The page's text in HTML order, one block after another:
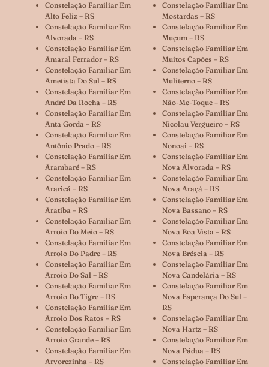
Constelação Familiar Em
Alto Feliz – RS
Constelação Familiar Em
Alvorada – RS
Constelação Familiar Em
Amaral Ferrador – RS
Constelação Familiar Em
Ametista Do Sul – RS
Constelação Familiar Em
André Da Rocha – RS
Constelação Familiar Em
Anta Gorda – RS
Constelação Familiar Em
Antônio Prado – RS
Constelação Familiar Em
Arambaré – RS
Constelação Familiar Em
Araricá – RS
Constelação Familiar Em
Aratiba – RS
Constelação Familiar Em
Arroio Do Meio – RS
Constelação Familiar Em
Arroio Do Padre – RS
Constelação Familiar Em
Arroio Do Sal – RS
Constelação Familiar Em
Arroio Do Tigre – RS
Constelação Familiar Em
Arroio Dos Ratos – RS
Constelação Familiar Em
Arroio Grande – RS
Constelação Familiar Em
Arvorezinha – RS
Constelação Familiar Em
Mostardas – RS
Constelação Familiar Em
Muçum – RS
Constelação Familiar Em
Muitos Capões – RS
Constelação Familiar Em
Muliterno – RS
Constelação Familiar Em
Não-Me-Toque – RS
Constelação Familiar Em
Nicolau Vergueiro – RS
Constelação Familiar Em
Nonoai – RS
Constelação Familiar Em
Nova Alvorada – RS
Constelação Familiar Em
Nova Araçá – RS
Constelação Familiar Em
Nova Bassano – RS
Constelação Familiar Em
Nova Boa Vista – RS
Constelação Familiar Em
Nova Bréscia – RS
Constelação Familiar Em
Nova Candelária – RS
Constelação Familiar Em
Nova Esperança Do Sul –
RS
Constelação Familiar Em
Nova Hartz – RS
Constelação Familiar Em
Nova Pádua – RS
Constelação Familiar Em